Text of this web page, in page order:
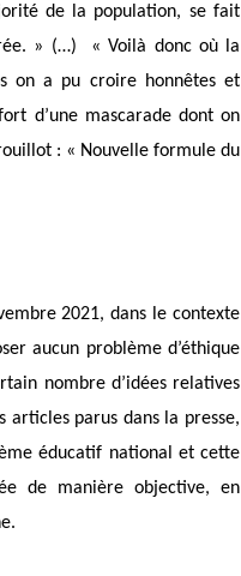
de la population, se fait
» (…)
« Voilà donc où la
on a pu croire honnêtes et
d’une mascarade dont on
: « Nouvelle formule du
2021, dans le contexte
aucun problème d’éthique
nombre d’idées relatives
articles parus dans la presse,
éducatif national et cette
de manière objective, en